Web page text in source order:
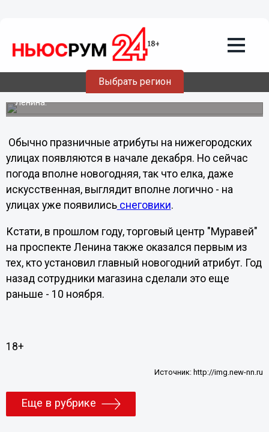
Выбрать регион
В Нижнем Новгороде появилась
первая новогодняя елка
Пионером новогодней кампании снова, как и в прошлом
году, оказался торговый центр "Муравей" на проспекте
Ленина.
Обычно празничные атрибуты на нижегородских
улицах появляются в начале декабря. Но сейчас
погода вполне новогодняя, так что елка, даже
искусственная, выглядит вполне логично - на
улицах уже появилисьснеговики.
Кстати, в прошлом году, торговый центр "Муравей"
на проспекте Ленина также оказался первым из
тех, кто установил главный новогодний атрибут. Год
назад сотрудники магазина сделали это еще
раньше - 10 ноября.
18+
Источник: http://img.new-nn.ru
Еще в рубрике